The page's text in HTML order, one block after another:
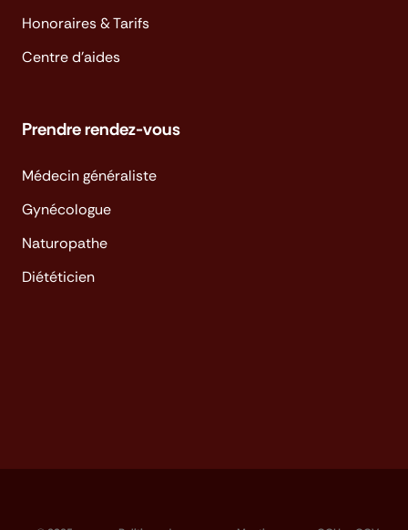
Honoraires & Tarifs
Centre d'aides
Prendre rendez-vous
Médecin généraliste
Gynécologue
Naturopathe
Diététicien